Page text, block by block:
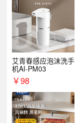
艾青春感应泡沫洗手
机AI-PM03
￥98